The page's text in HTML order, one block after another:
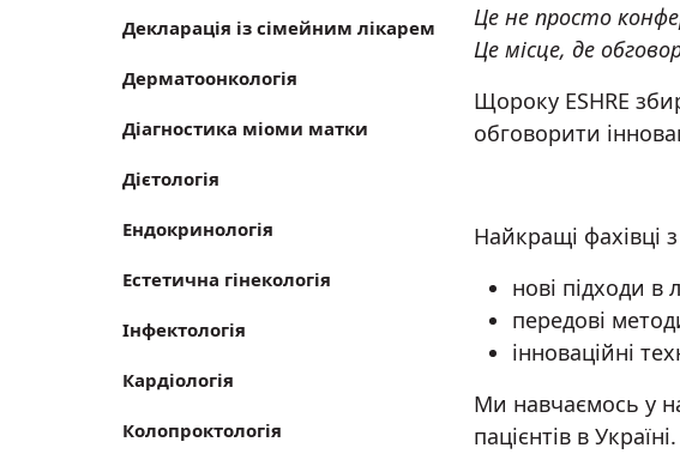
Декларація із сімейним лікарем
Дерматоонкологія
Діагностика міоми матки
Дієтологія
Ендокринологія
Естетична гінекологія
Інфектологія
Кардіологія
Колопроктологія
Це не просто
Це місце, де
Щороку ESHRE
обговорити
Найкращі фахівці
нові підходи в
передові
інноваційні
Ми навчаємось у
пацієнтів в Україні.